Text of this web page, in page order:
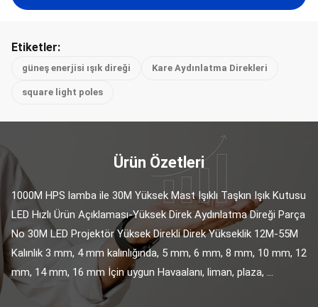
Etiketler:
güneş enerjisi ışık direği Kare Aydınlatma Direkleri
square light poles
Ürün Özetleri
1000M HPS lamba ile 30M Yüksek Mast Işıklı Taşkın Işık Kutusu
LED Hızlı Ürün Açıklaması-Yüksek Direk Aydınlatma Direği Parça
No 30M LED Projektör Yüksek Direkli Direk Yükseklik 12M-55M
Kalınlık 3 mm, 4 mm kalınlığında, 5 mm, 6 mm, 8 mm, 10 mm, 12
mm, 14 mm, 16 mm İçin uygun Havaalanı, liman, plaza, ...